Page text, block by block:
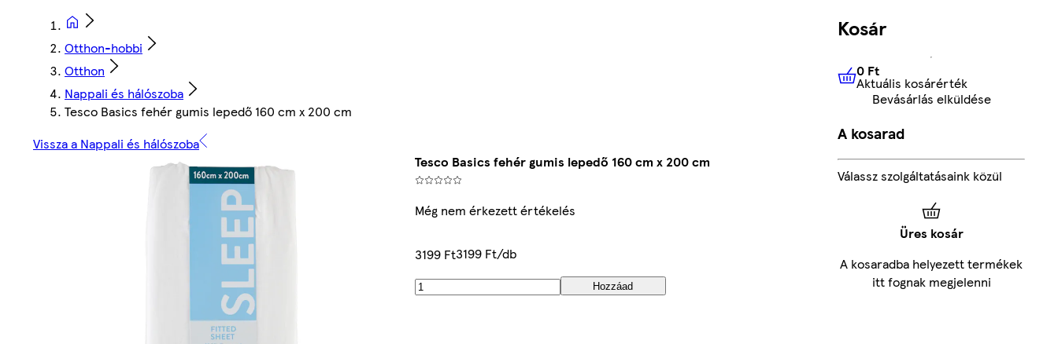
Otthon-hobbi
Otthon
Nappali és hálószoba
Tesco Basics fehér gumis lepedő 160 cm x 200 cm
Vissza a Nappali és hálószoba
Tesco Basics fehér gumis lepedő 160 cm x 200 cm
Még nem érkezett értékelés
3199 Ft3199 Ft/db
Hozzáad
Kosár
0 FtAktuális kosárérték
0 Ft
Aktuális kosárérték
Bevásárlás elküldése
A kosarad
Válassz szolgáltatásaink közül
Üres kosár
A kosaradba helyezett termékek
itt fognak megjelenni